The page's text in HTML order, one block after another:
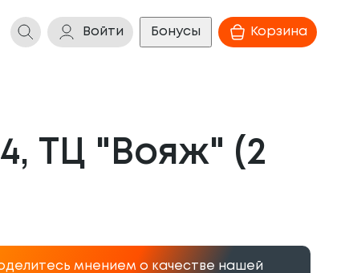
Войти Бонусы Корзина
ТЦ "Вояж" (2
мнением о качестве нашей